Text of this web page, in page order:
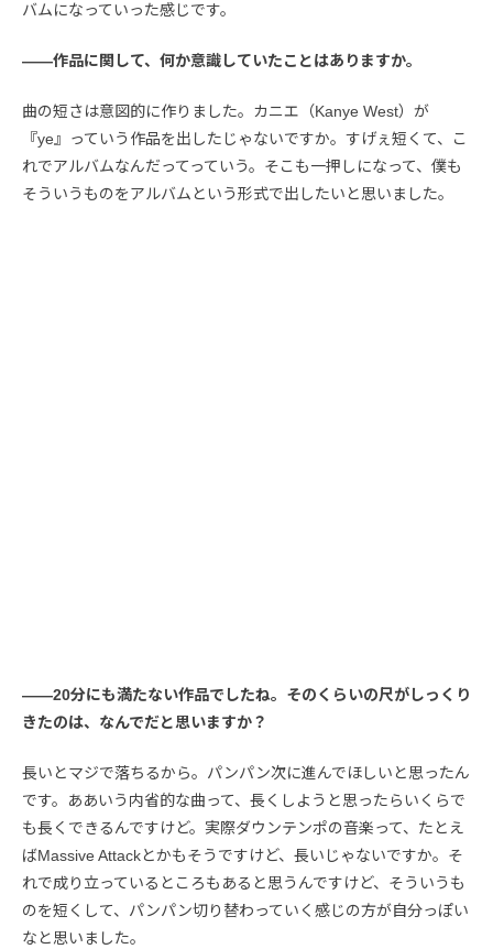
バムになっていった感じです。
――作品に関して、何か意識していたことはありますか。
曲の短さは意図的に作りました。カニエ（Kanye West）が
『ye』っていう作品を出したじゃないですか。すげぇ短くて、こ
れでアルバムなんだってっていう。そこも一押しになって、僕も
そういうものをアルバムという形式で出したいと思いました。
――20分にも満たない作品でしたね。そのくらいの尺がしっくり
きたのは、なんでだと思いますか？
長いとマジで落ちるから。パンパン次に進んでほしいと思ったん
です。ああいう内省的な曲って、長くしようと思ったらいくらで
も長くできるんですけど。実際ダウンテンポの音楽って、たとえ
ばMassive Attackとかもそうですけど、長いじゃないですか。そ
れで成り立っているところもあると思うんですけど、そういうも
のを短くして、パンパン切り替わっていく感じの方が自分っぽい
なと思いました。